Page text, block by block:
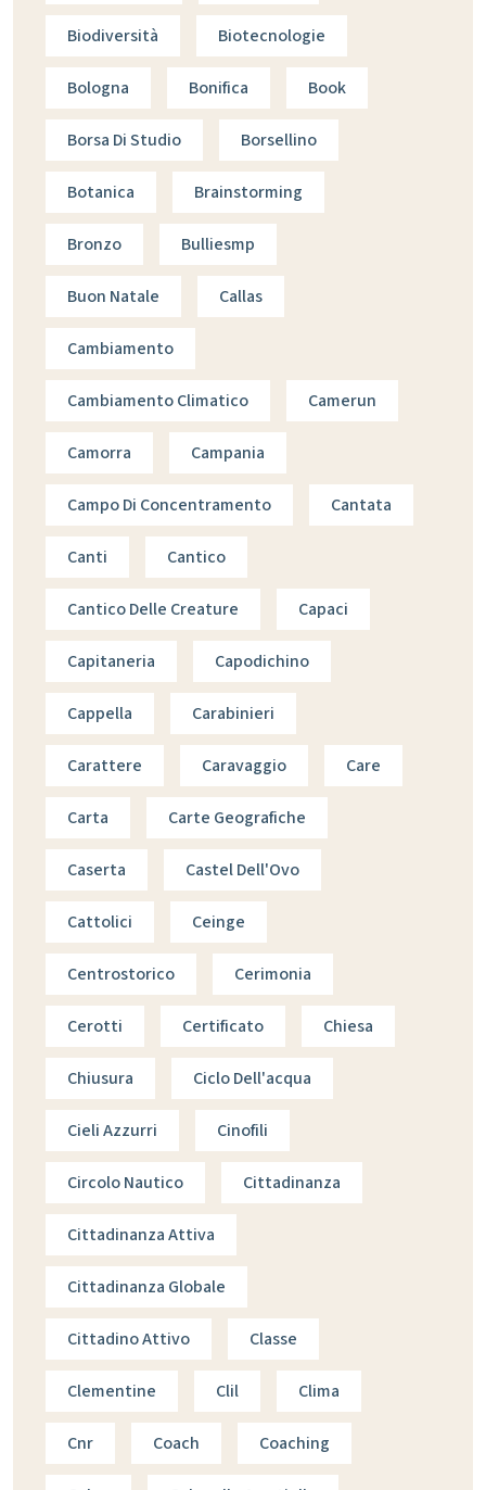
Biodiversità Biotecnologie
Bologna Bonifica Book
Borsa Di Studio Borsellino
Botanica Brainstorming
Bronzo Bulliesmp
Buon Natale Callas
Cambiamento
Cambiamento Climatico Camerun
Camorra Campania
Campo Di Concentramento Cantata
Canti Cantico
Cantico Delle Creature Capaci
Capitaneria Capodichino
Cappella Carabinieri
Carattere Caravaggio Care
Carta Carte Geografiche
Caserta Castel Dell'Ovo
Cattolici Ceinge
Centrostorico Cerimonia
Cerotti Certificato Chiesa
Chiusura Ciclo Dell'acqua
Cieli Azzurri Cinofili
Circolo Nautico Cittadinanza
Cittadinanza Attiva
Cittadinanza Globale
Cittadino Attivo Classe
Clementine Clil Clima
Cnr Coach Coaching